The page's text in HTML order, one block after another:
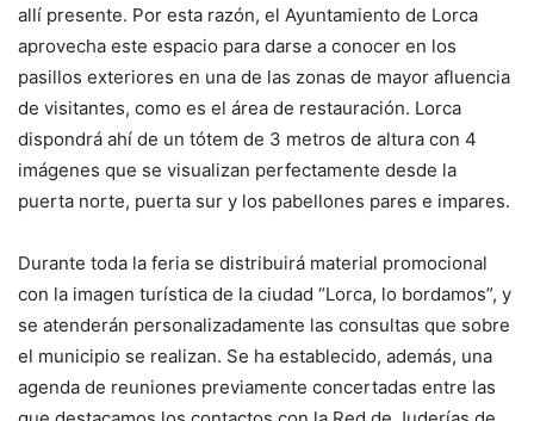
allí presente. Por esta razón, el Ayuntamiento de Lorca
aprovecha este espacio para darse a conocer en los
pasillos exteriores en una de las zonas de mayor afluencia
de visitantes, como es el área de restauración. Lorca
dispondrá ahí de un tótem de 3 metros de altura con 4
imágenes que se visualizan perfectamente desde la
puerta norte, puerta sur y los pabellones pares e impares.
Durante toda la feria se distribuirá material promocional
con la imagen turística de la ciudad “Lorca, lo bordamos”, y
se atenderán personalizadamente las consultas que sobre
el municipio se realizan. Se ha establecido, además, una
agenda de reuniones previamente concertadas entre las